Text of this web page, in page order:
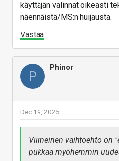
käyttäjän valinnat oikeasti
näennäistä/MS:n huijausta.
Vastaa
P
Phinor
Dec 19, 2025
Viimeinen vaihtoehto on
pukkaa myöhemmin